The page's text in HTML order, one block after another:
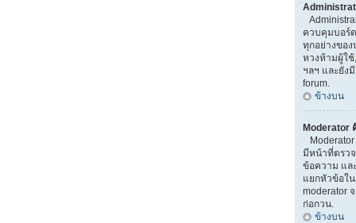
ควบคุมบอร์
ทุกอย่างของ
หวงห้ามผู้ใช้
ฯลฯ และยัง
forum.
ข้างบน
Moderator
มีหน้าที่ตรว
ข้อความ แล
แยกหัวข้อใ
moderator
ก่อกวน.
ข้างบน